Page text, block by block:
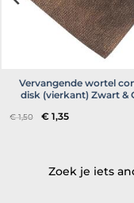
Vervangende wortel
disk (vierkant) Zwart &
€1,50 Oorspronkelijke
prijs
€ 1,35Huidige
Zoek je iets